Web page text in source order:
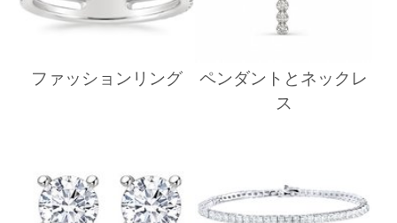
ファッションリング
ペンダントとネックレ
ス